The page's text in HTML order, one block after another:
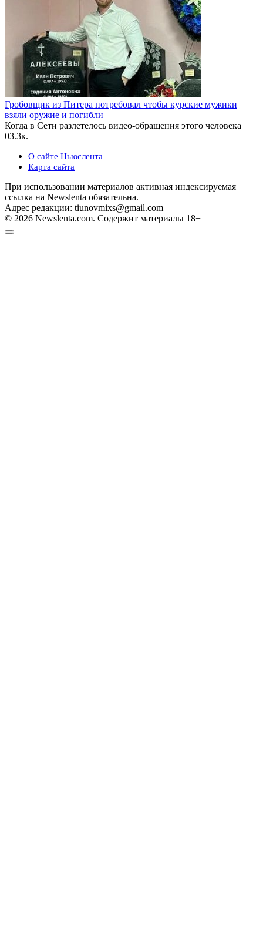
Гробовщик из Питера потребовал чтобы курские мужики
взяли оружие и погибли
Когда в Сети разлетелось видео-обращения этого человека
03.3к.
О сайте Ньюслента
Карта сайта
При использовании материалов активная индексируемая
ссылка на Newslenta обязательна.
Адрес редакции: tiunovmixs@gmail.com
© 2026 Newslenta.com. Содержит материалы 18+